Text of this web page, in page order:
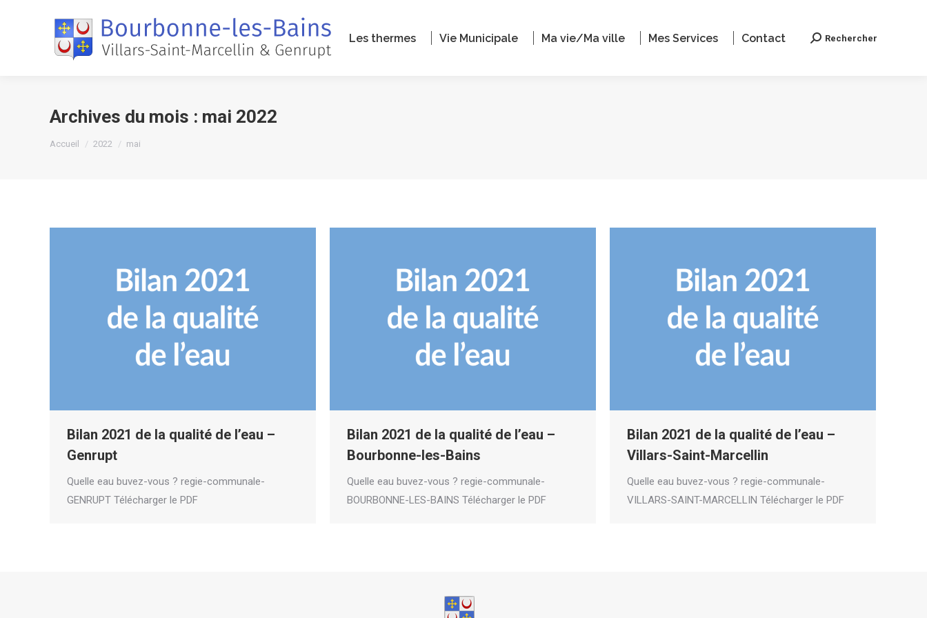
Les thermes Vie Municipale Ma vie/Ma ville Mes Services Contact Recherche
Rechercher
Archives du mois : mai 2022
Vous êtes ici :
Accueil 2022 mai
Bilan 2021 de la qualité de l’eau –
Genrupt
Quelle eau buvez-vous ? regie-communale-
GENRUPT Télécharger le PDF
Bilan 2021 de la qualité de l’eau –
Bourbonne-les-Bains
Quelle eau buvez-vous ? regie-communale-
BOURBONNE-LES-BAINS Télécharger le PDF
Bilan 2021 de la qualité de l’eau –
Villars-Saint-Marcellin
Quelle eau buvez-vous ? regie-communale-
VILLARS-SAINT-MARCELLIN Télécharger le PDF